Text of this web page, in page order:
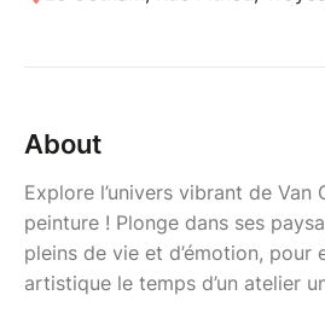
About
Explore l’univers vibrant de Van
peinture ! Plonge dans ses
pleins de vie et d’émotion,
artistique le temps d’un atelier